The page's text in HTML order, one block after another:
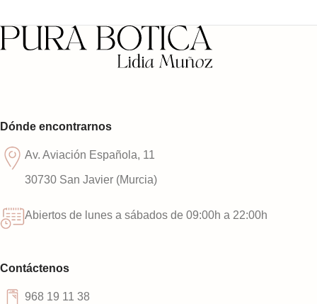
Dónde encontrarnos
Av. Aviación Española, 11
30730 San Javier (Murcia)
Abiertos de lunes a sábados de 09:00h a 22:00h
Contáctenos
968 19 11 38